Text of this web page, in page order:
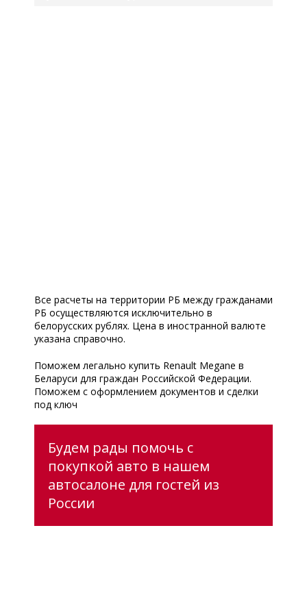
Все расчеты на территории РБ между гражданами
РБ осуществляются исключительно в
белорусских рублях. Цена в иностранной валюте
указана справочно.
Поможем легально купить Renault Megane в
Беларуси для граждан Российской Федерации.
Поможем с оформлением документов и сделки
под ключ
Будем рады помочь с
покупкой авто в нашем
автосалоне для гостей из
России